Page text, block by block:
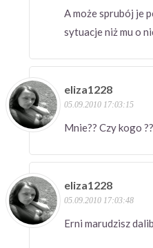
A może sprubój je
sytuacje niż mu o
eliza1228
05.09.2010 17:03:15
Mnie?? Czy kogo
eliza1228
05.09.2010 17:03:48
Erni marudzisz